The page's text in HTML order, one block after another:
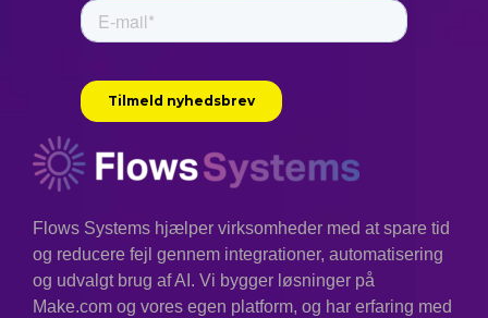
Flows Systems hjælper virksomheder med at spare tid
og reducere fejl gennem integrationer, automatisering
og udvalgt brug af AI. Vi bygger løsninger på
Make.com og vores egen platform, og har erfaring med